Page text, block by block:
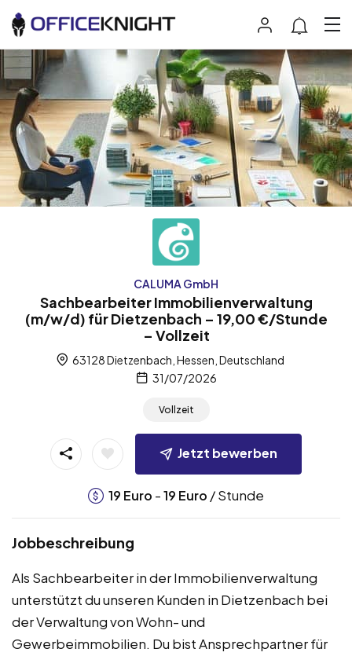
CALUMA GmbH
Sachbearbeiter Immobilienverwaltung
(m/w/d) für Dietzenbach – 19,00 €/Stunde
– Vollzeit
63128 Dietzenbach, Hessen, Deutschland
31/07/2026
Vollzeit
Jetzt bewerben
19 Euro -19 Euro / Stunde
Jobbeschreibung
Als Sachbearbeiter in der Immobilienverwaltung
unterstützt du unseren Kunden in Dietzenbach bei
der Verwaltung von Wohn- und
Gewerbeimmobilien. Du bist Ansprechpartner für